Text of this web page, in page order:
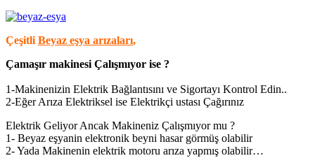
Çeşitli Beyaz eşya arızaları,
Çamaşır makinesi Çalışmıyor ise ?
1-Makinenizin Elektrik Bağlantısını ve Sigortayı Kontrol Edin..
2-Eğer Arıza Elektriksel ise Elektrikçi ustası Çağırınız
Elektrik Geliyor Ancak Makineniz Çalışmıyor mu ?
1- Beyaz eşyanin elektronik beyni hasar görmüş olabilir
2- Yada Makinenin elektrik motoru arıza yapmış olabilir…